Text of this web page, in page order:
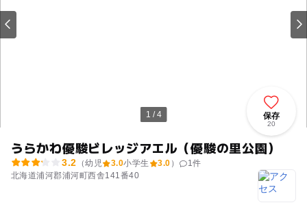
1 / 4
うらかわ優駿ビレッジアエル（優駿の里公園）
3.2 （幼児 3.0小学生 3.0 ） 1件
北海道浦河郡浦河町西舎141番40
保存
20